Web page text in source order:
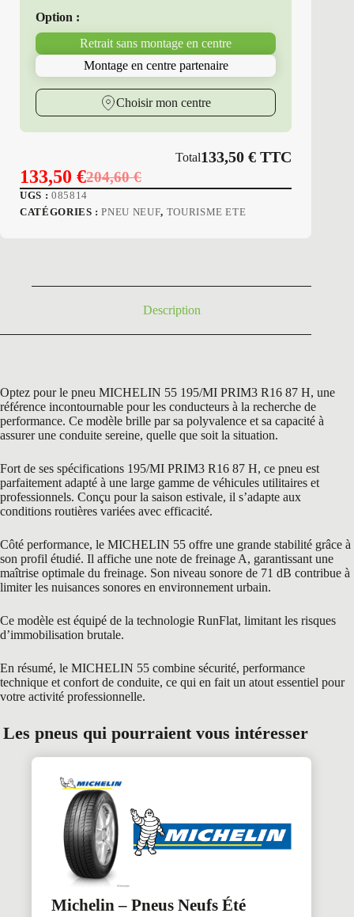
195/55R16
PRIM3
Option :
Retrait sans montage en centre
Montage en centre partenaire
Choisir mon centre
Total133,50€ TTC
204,60€
Le
prix
133,50 €
Le
prix
UGS : 085814
CATÉGORIES :PNEU NEUF, TOURISME ETE
Description
Optez pour le pneu MICHELIN 55 195/MI PRIM3 R16 87 H, une
référence incontournable pour les conducteurs à la recherche de
performance. Ce modèle brille par sa polyvalence et sa capacité à
assurer une conduite sereine, quelle que soit la situation.
Fort de ses spécifications 195/MI PRIM3 R16 87 H, ce pneu est
parfaitement adapté à une large gamme de véhicules utilitaires et
professionnels. Conçu pour la saison estivale, il s’adapte aux
conditions routières variées avec efficacité.
Côté performance, le MICHELIN 55 offre une grande stabilité grâce à
son profil étudié. Il affiche une note de freinage A, garantissant une
maîtrise optimale du freinage. Son niveau sonore de 71 dB contribue à
limiter les nuisances sonores en environnement urbain.
Ce modèle est équipé de la technologie RunFlat, limitant les risques
d’immobilisation brutale.
En résumé, le MICHELIN 55 combine sécurité, performance
technique et confort de conduite, ce qui en fait un atout essentiel pour
votre activité professionnelle.
Les pneus qui pourraient vous intéresser
Michelin – Pneus Neufs Été